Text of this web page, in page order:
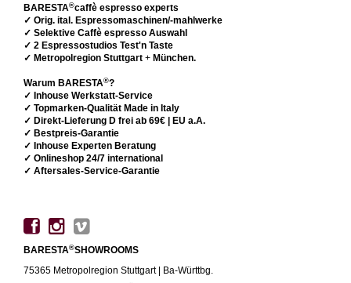
BARESTA®caffè espresso experts
✓ Orig. ital. Espressomaschinen/-mahlwerke
✓ Selektive Caffè espresso Auswahl
✓ 2 Espressostudios Test'n Taste
✓ Metropolregion Stuttgart + München.
Warum BARESTA®?
✓ Inhouse Werkstatt-Service
✓ Topmarken-Qualität Made in Italy
✓ Direkt-Lieferung D frei ab 69€ | EU a.A.
✓ Bestpreis-Garantie
✓ Inhouse Experten Beratung
✓ Onlineshop 24/7 international
✓ Aftersales-Service-Garantie
BARESTA®SHOWROOMS
75365 Metropolregion Stuttgart | Ba-Württbg.